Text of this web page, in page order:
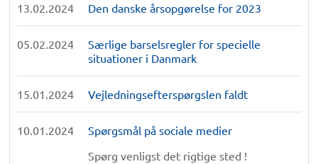
13.02.2024 Den danske årsopgørelse for 2023
05.02.2024
Særlige barselsregler for specielle
situationer i Danmark
15.01.2024 Vejledningsefterspørgslen faldt
10.01.2024
Spørgsmål på sociale medier
Spørg venligst det rigtige sted !